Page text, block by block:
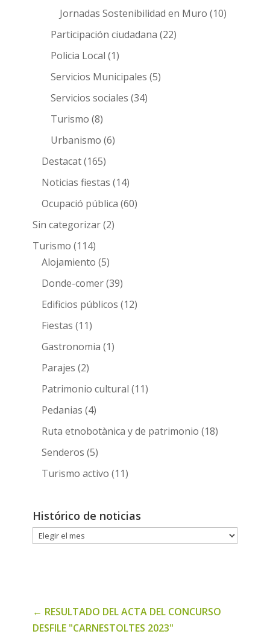
Jornadas Sostenibilidad en Muro (10)
Participación ciudadana (22)
Policia Local (1)
Servicios Municipales (5)
Servicios sociales (34)
Turismo (8)
Urbanismo (6)
Destacat(165)
Noticias fiestas (14)
Ocupació pública (60)
Sin categorizar(2)
Turismo (114)
Alojamiento (5)
Donde-comer(39)
Edificios públicos (12)
Fiestas (11)
Gastronomia (1)
Parajes (2)
Patrimonio cultural (11)
Pedanias (4)
Ruta etnobotànica y de patrimonio (18)
Senderos (5)
Turismo activo (11)
Histórico de noticias
Histórico
← RESULTADO DEL ACTA DEL CONCURSO
DESFILE "CARNESTOLTES 2023"